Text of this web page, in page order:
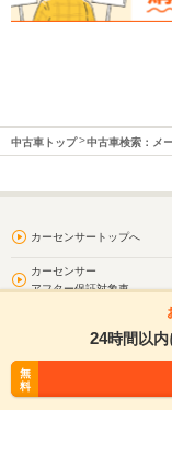
中古車トップ 中古車検索：メ
カーセンサートップへ
カーセンサー
アフター保証対象車
利用規約
無
料
24時間以内
無
料